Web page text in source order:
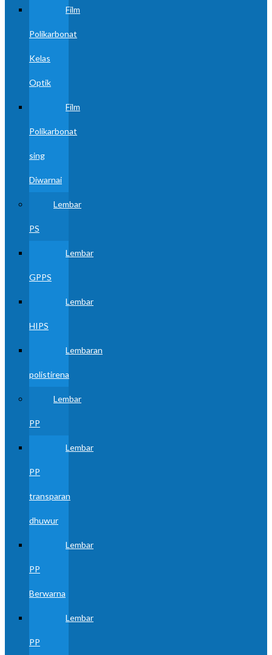
Film
Polikarbonat
Kelas
Optik
Film
Polikarbonat
sing
Diwarnai
Lembar
PS
Lembar
GPPS
Lembar
HIPS
Lembaran
polistirena
Lembar
PP
Lembar
PP
transparan
dhuwur
Lembar
PP
Berwarna
Lembar
PP